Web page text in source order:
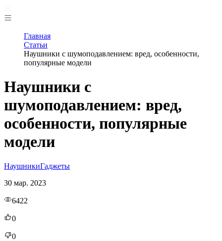
Главная
Статьи
Наушники с шумоподавлением: вред, особенности,
популярные модели
Наушники с
шумоподавлением: вред,
особенности, популярные
модели
НаушникиГаджеты
30 мар. 2023
6422
0
0